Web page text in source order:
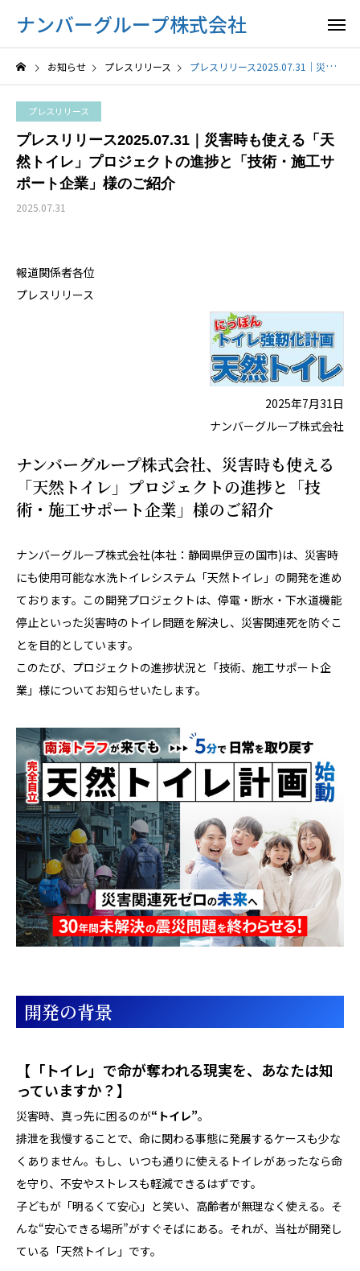
ナンバーグループ株式会社
お知らせ プレスリリース プレスリリース2025.07.31｜災害時も使える「天然トイレ」プロジェクトの進捗と「技術・施工サポート企業」様のご紹介
プレスリリース
プレスリリース2025.07.31｜災害時も使える「天
然トイレ」プロジェクトの進捗と「技術・施工サ
ポート企業」様のご紹介
2025.07.31
報道関係者各位
プレスリリース
2025年7月31日
ナンバーグループ株式会社
ナンバーグループ株式会社、災害時も使える
「天然トイレ」プロジェクトの進捗と「技
術・施工サポート企業」様のご紹介
ナンバーグループ株式会社(本社：静岡県伊豆の国市)は、災害時
にも使用可能な水洗トイレシステム「天然トイレ」の開発を進め
ております。この開発プロジェクトは、停電・断水・下水道機能
停止といった災害時のトイレ問題を解決し、災害関連死を防ぐこ
とを目的としています。
このたび、プロジェクトの進捗状況と「技術、施工サポート企
業」様についてお知らせいたします。
開発の背景
【「トイレ」で命が奪われる現実を、あなたは知
っていますか？】
災害時、真っ先に困るのが“トイレ”。
排泄を我慢することで、命に関わる事態に発展するケースも少な
くありません。もし、いつも通りに使えるトイレがあったなら――命
を守り、不安やストレスも軽減できるはずです。
子どもが「明るくて安心」と笑い、高齢者が無理なく使える。そ
んな“安心できる場所”がすぐそばにある。それが、当社が開発し
ている「天然トイレ」です。